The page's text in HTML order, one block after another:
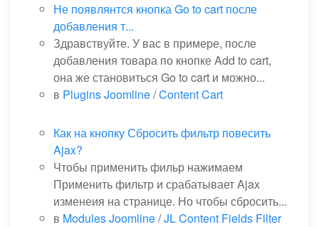
Не появлянтся кнопка Go to cart после
добавления т...
Здравствуйте. У вас в примере, после
добавления товара по кнопке Add to cart,
она же становиться Go to cart и можно...
в Plugins Joomline/Content Cart
Как на кнопку Сбросить фильтр повесить
Ajax?
Чтобы применить фильр нажимаем
Применить фильтр и срабатывает Ajax
изменеия на странице. Но чтобы сбросить...
в Modules Joomline/JL Content Fields Filter